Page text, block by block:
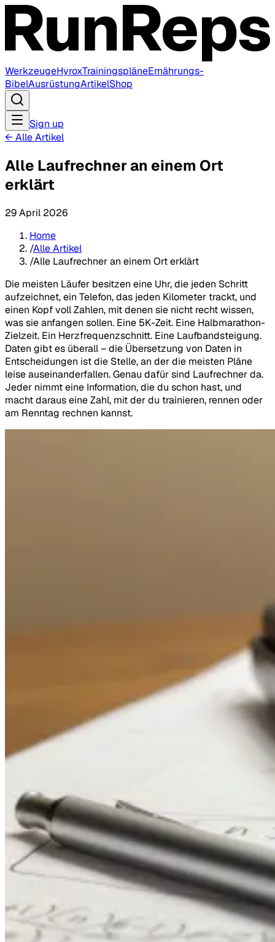
WerkzeugeHyroxTrainingspläneErnährungs-
BibelAusrüstungArtikelShop
Sign up
← Alle Artikel
Alle Laufrechner an einem Ort
erklärt
29 April 2026
Home
/Alle Artikel
/Alle Laufrechner an einem Ort erklärt
Die meisten Läufer besitzen eine Uhr, die jeden Schritt
aufzeichnet, ein Telefon, das jeden Kilometer trackt, und
einen Kopf voll Zahlen, mit denen sie nicht recht wissen,
was sie anfangen sollen. Eine 5K-Zeit. Eine Halbmarathon-
Zielzeit. Ein Herzfrequenzschnitt. Eine Laufbandsteigung.
Daten gibt es überall – die Übersetzung von Daten in
Entscheidungen ist die Stelle, an der die meisten Pläne
leise auseinanderfallen. Genau dafür sind Laufrechner da.
Jeder nimmt eine Information, die du schon hast, und
macht daraus eine Zahl, mit der du trainieren, rennen oder
am Renntag rechnen kannst.